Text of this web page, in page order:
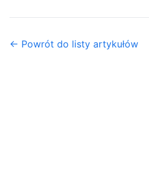
← Powrót do listy artykułów